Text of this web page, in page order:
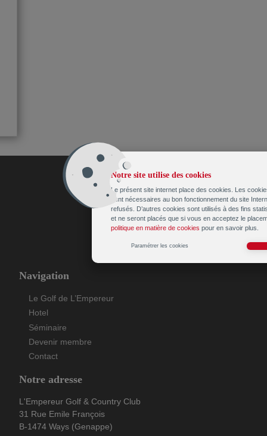
Navigation
Le Golf de L’Empereur
Hotel
Séminaire
Devenir membre
Contact
Notre adresse
L'Empereur Golf & Country Club
31 Rue Emile François
B-1474 Ways (Genappe)
Notre site utilise des cookies
Le présent site internet place des cookies. Les
sont nécessaires au bon fonctionnement du site
refusés. D’autres cookies sont utilisés à des fins
et ne seront placés que si vous en acceptez le
politique en matière de cookies pour en savoir plus.
Paramétrer les cookies